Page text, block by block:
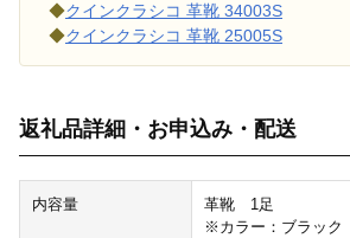
◆クインクラシコ 革靴 34003S
◆クインクラシコ 革靴 25005S
返礼品詳細・お申込み・配送
内容量
革靴 1足
※カラー：ブラック